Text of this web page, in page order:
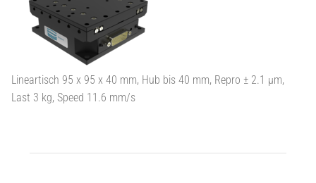
Lineartisch 95 x 95 x 40 mm, Hub bis 40 mm, Repro ± 2.1 µm,
Last 3 kg, Speed 11.6 mm/s